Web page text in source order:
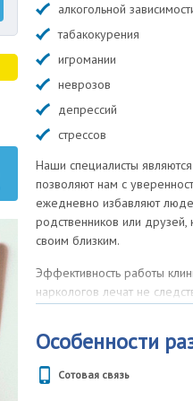
алкогольной
табакокурения
игромании
неврозов
депрессий
стрессов
Наши специалисты
позволяют нам с
ежедневно избавляют
родственников или
своим близким.
Эффективность работы
наркологов лечат не
является признанным и
Сегодня наши врачи,
помогая сотням тысяч
Особенности
Сотовая связь